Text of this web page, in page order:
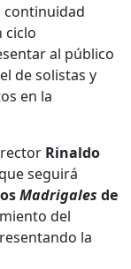
ciclo
al público
de solistas y
en la
Rinaldo
seguirá
Madrigales de
del
la